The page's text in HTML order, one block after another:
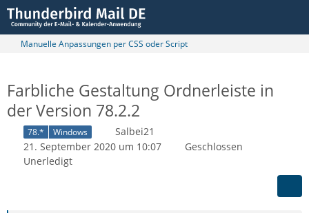
Manuelle Anpassungen per CSS oder Script
Farbliche Gestaltung Ordnerleiste in
der Version 78.2.2
78.* Windows
Salbei21
21. September 2020 um 10:07
Geschlossen
Unerledigt